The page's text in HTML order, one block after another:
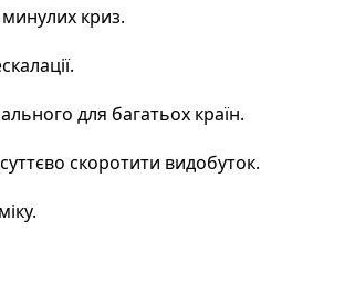
криз.
для багатьох країн.
скоротити видобуток.